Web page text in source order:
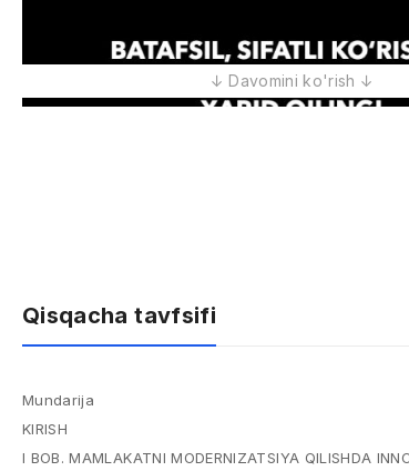
Qisqacha tavfsifi
Mundarija
KIRISH
I BOB. MAMLAKATNI MODERNIZATSIYA QILISHDA